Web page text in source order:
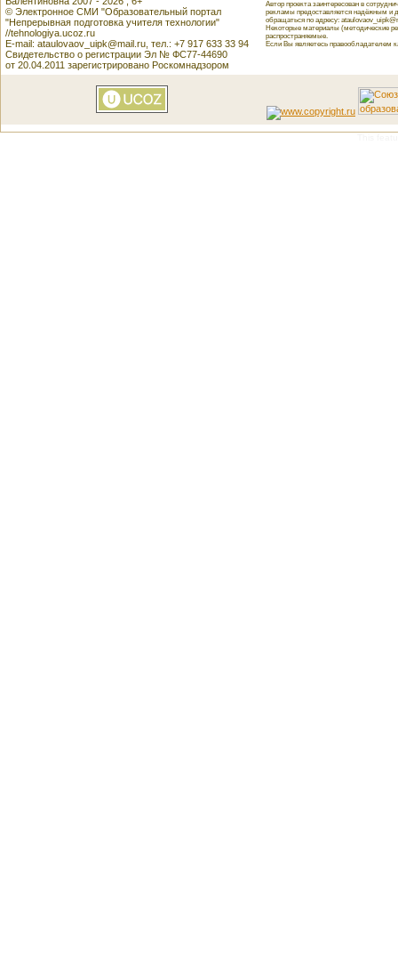
© Электронное СМИ "Образовательный портал
"Непрерывная подготовка учителя технологии"
//tehnologiya.ucoz.ru
E-mail: ataulovaov_uipk@mail.ru, тел.: +7 917 633 33 94
Свидетельство о регистрации Эл № ФС77-44690
от 20.04.2011 зарегистрировано Роскомнадзором
Автор проекта заинтересован в
рекламы предоставляется надёжным и
обращаться по адресу:
Некоторые материалы (методические
распространяемые.
Если Вы являетесь правообладателем